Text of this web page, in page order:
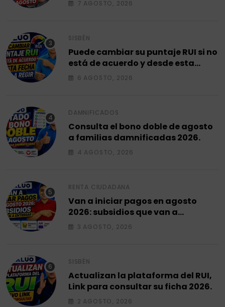
7 AGOSTO, 2026
SISBÉN
Puede cambiar su puntaje RUI si no
está de acuerdo y desde esta
fecha empieza a regir en el 2026.
6 AGOSTO, 2026
DAMNIFICADOS
Consulta el bono doble de agosto
a familias damnificadas 2026.
4 AGOSTO, 2026
RENTA CIUDADANA
Van a iniciar pagos en agosto
2026: subsidios que van a
entregar.
3 AGOSTO, 2026
SISBÉN
Actualizan la plataforma del RUI,
Link para consultar su ficha 2026.
2 AGOSTO, 2026